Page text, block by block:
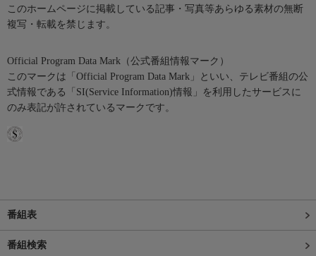
このホームページに掲載している記事・写真等あらゆる素材の無断
複写・転載を禁じます。
Official Program Data Mark（公式番組情報マーク）
このマークは「Official Program Data Mark」といい、テレビ番組の公
式情報である「SI(Service Information)情報」を利用したサービスに
のみ表記が許されているマークです。
番組表
番組検索